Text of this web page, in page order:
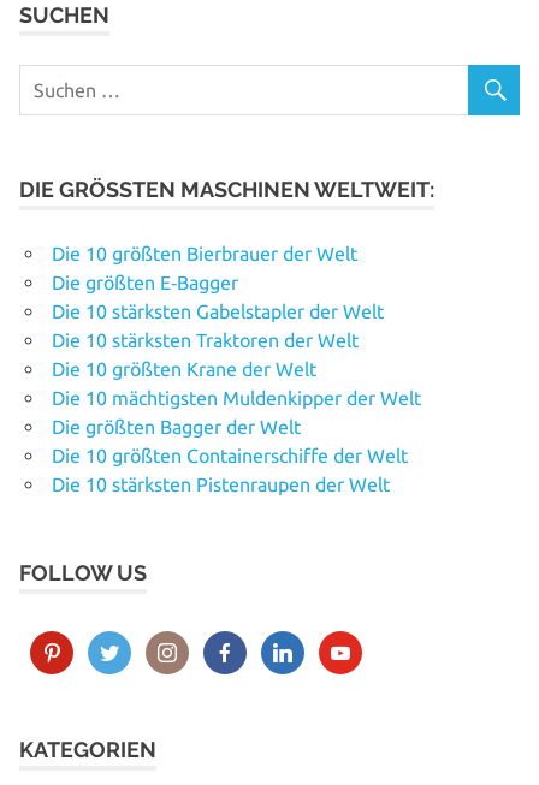
SUCHEN
DIE GRÖSSTEN MASCHINEN WELTWEIT:
Die 10 größten Bierbrauer der Welt
Die größten E‑Bagger
Die 10 stärksten Gabelstapler der Welt
Die 10 stärksten Traktoren der Welt
Die 10 größten Krane der Welt
Die 10 mächtigsten Muldenkipper der Welt
Die größten Bagger der Welt
Die 10 größten Containerschiffe der Welt
Die 10 stärksten Pistenraupen der Welt
FOLLOW US
KATEGORIEN